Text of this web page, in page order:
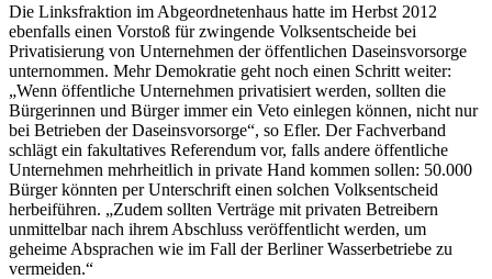
Die Linksfraktion im Abgeordnetenhaus hatte im Herbst 2012
ebenfalls einen Vorstoß für zwingende Volksentscheide bei
Privatisierung von Unternehmen der öffentlichen Daseinsvorsorge
unternommen. Mehr Demokratie geht noch einen Schritt weiter:
„Wenn öffentliche Unternehmen privatisiert werden, sollten die
Bürgerinnen und Bürger immer ein Veto einlegen können, nicht nur
bei Betrieben der Daseinsvorsorge“, so Efler. Der Fachverband
schlägt ein fakultatives Referendum vor, falls andere öffentliche
Unternehmen mehrheitlich in private Hand kommen sollen: 50.000
Bürger könnten per Unterschrift einen solchen Volksentscheid
herbeiführen. „Zudem sollten Verträge mit privaten Betreibern
unmittelbar nach ihrem Abschluss veröffentlicht werden, um
geheime Absprachen wie im Fall der Berliner Wasserbetriebe zu
vermeiden.“